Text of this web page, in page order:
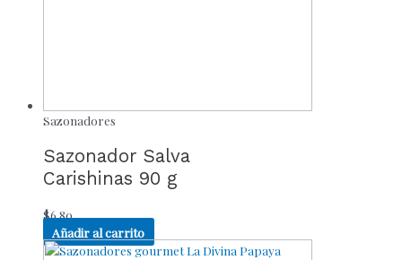
Sazonadores
Sazonador Salva
Carishinas 90 g
$6.80
Añadir al carrito